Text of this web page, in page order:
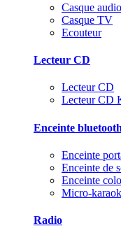
Casque audio
Casque TV
Ecouteur
Lecteur CD
Lecteur CD
Lecteur CD
Enceinte bluetooth
Enceinte
Enceinte de
Enceinte
Micro-
Radio